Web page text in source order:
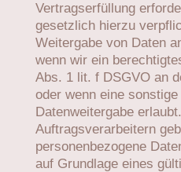
Vertragserfüllung
gesetzlich hierzu
Weitergabe von Daten
wenn wir ein
Abs. 1 lit. f DSGVO an
oder wenn eine
Datenweitergabe
Auftragsverarbeitern
personenbezogene
auf Grundlage eines